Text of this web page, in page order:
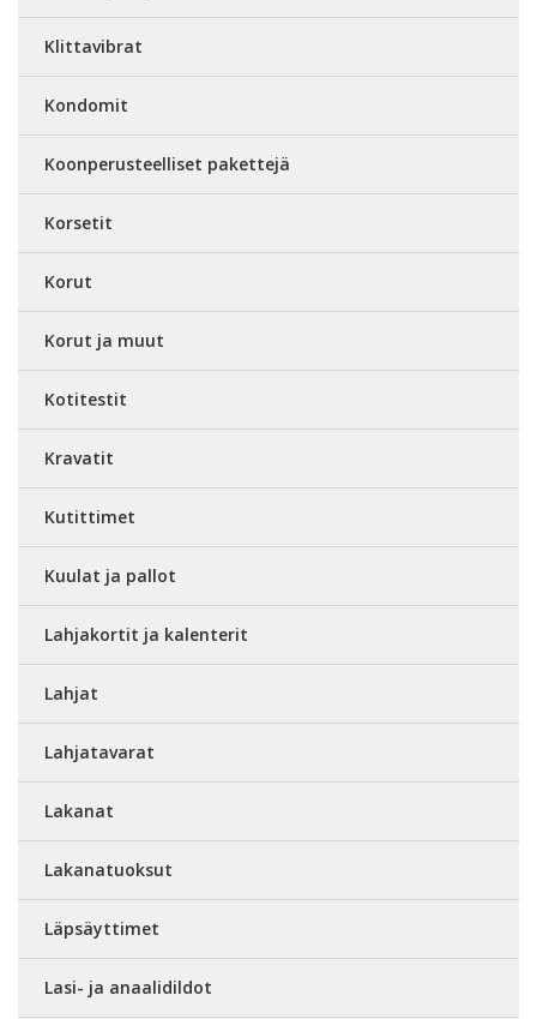
Klittavibrat
Kondomit
Koonperusteelliset pakettejä
Korsetit
Korut
Korut ja muut
Kotitestit
Kravatit
Kutittimet
Kuulat ja pallot
Lahjakortit ja kalenterit
Lahjat
Lahjatavarat
Lakanat
Lakanatuoksut
Läpsäyttimet
Lasi- ja anaalidildot